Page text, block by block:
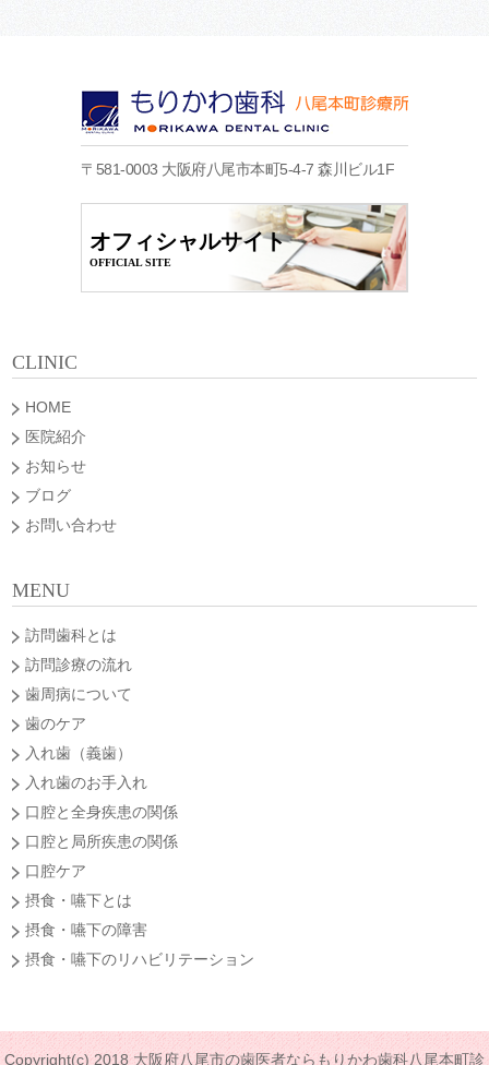
〒581-0003 大阪府八尾市本町5-4-7 森川ビル1F
オフィシャルサイト
OFFICIAL SITE
CLINIC
HOME
医院紹介
お知らせ
ブログ
お問い合わせ
MENU
訪問歯科とは
訪問診療の流れ
歯周病について
歯のケア
入れ歯（義歯）
入れ歯のお手入れ
口腔と全身疾患の関係
口腔と局所疾患の関係
口腔ケア
摂食・嚥下とは
摂食・嚥下の障害
摂食・嚥下のリハビリテーション
Copyright(c) 2018 大阪府八尾市の歯医者ならもりかわ歯科八尾本町診